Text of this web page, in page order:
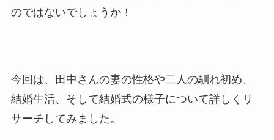
のではないでしょうか！
今回は、田中さんの妻の性格や二人の馴れ初め、
結婚生活、そして結婚式の様子について詳しくリ
サーチしてみました。